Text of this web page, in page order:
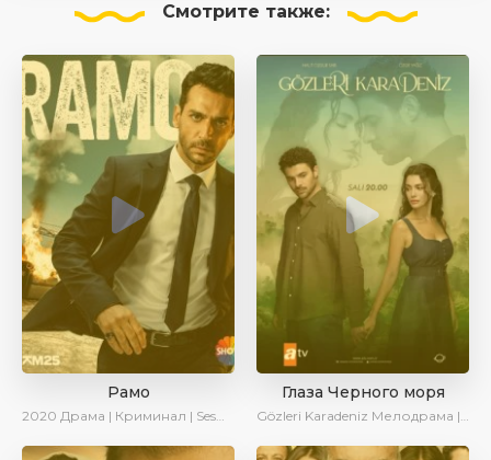
Смотрите также:
Рамо
2020 Драма | Криминал | SesDizi | Ирина Котова
Глаза Черного моря
Gözleri Karadeniz Мелодрама | Драма | Новинки | Сериалы 2025